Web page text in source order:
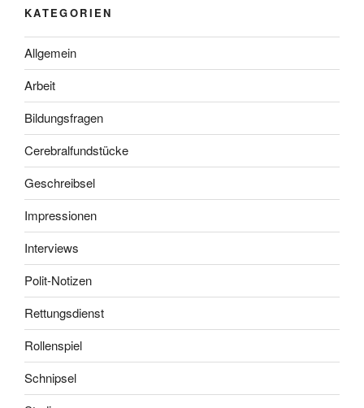
KATEGORIEN
Allgemein
Arbeit
Bildungsfragen
Cerebralfundstücke
Geschreibsel
Impressionen
Interviews
Polit-Notizen
Rettungsdienst
Rollenspiel
Schnipsel